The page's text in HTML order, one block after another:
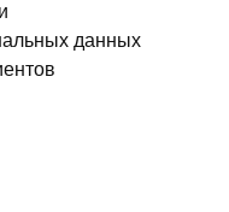
данных